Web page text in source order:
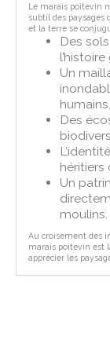
Le marais poitevin
subtil des paysages
et la terre se
Des
Un
humains.
Des
héritiers
Un
moulins.
Au croisement des
marais poitevin est
apprécier les